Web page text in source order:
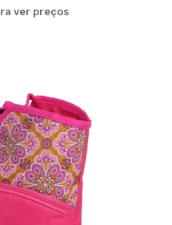
ver preços